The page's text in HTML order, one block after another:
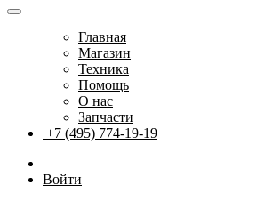
Главная
Магазин
Техника
Помощь
О нас
Запчасти
+7 (495) 774-19-19
Войти